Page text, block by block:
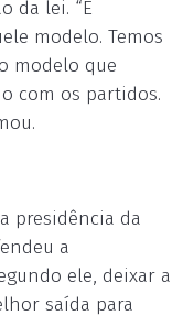
da lei. “É
modelo. Temos
modelo que
com os partidos.
presidência da
a
ele, deixar a
saída para